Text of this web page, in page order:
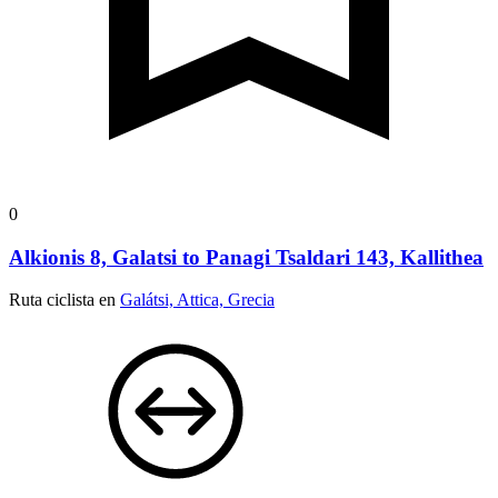
0
Alkionis 8, Galatsi to Panagi Tsaldari 143, Kallithea
Ruta ciclista en Galátsi, Attica, Grecia